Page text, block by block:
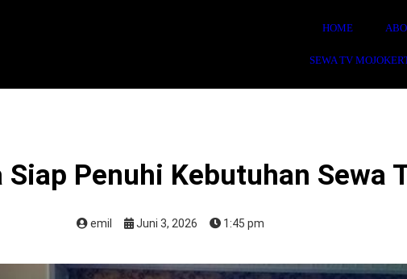
HOME
SEWA TV
Penuhi Kebutuhan Sewa
emil Juni 3, 2026 1:45 pm